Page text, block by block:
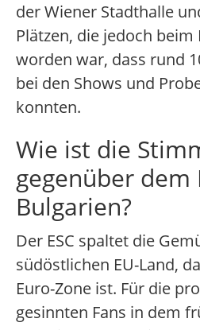
der Wiener Stadthalle
Plätzen, die jedoch beim
worden war, dass rund
bei den Shows und
konnten.
Wie ist die
gegenüber dem
Bulgarien?
Der ESC spaltet die
südöstlichen EU-Land,
Euro-Zone ist. Für die
gesinnten Fans in dem